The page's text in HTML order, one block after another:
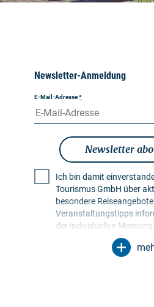
Newsletter-Anmeldung
E-Mail-Adresse*
Newsletter
Ich bin damit
Tourismus GmbH über aktuelle Urlaubsthemen,
besondere
Veranstaltungstipps
der individuellen
Auswertung von
Empfängerprofilen zu